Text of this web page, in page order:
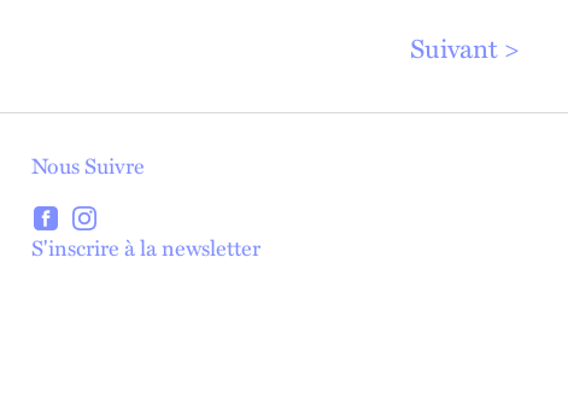
Suivant
Nous Suivre
lien externe
S'inscrire à la newsletterlien externe